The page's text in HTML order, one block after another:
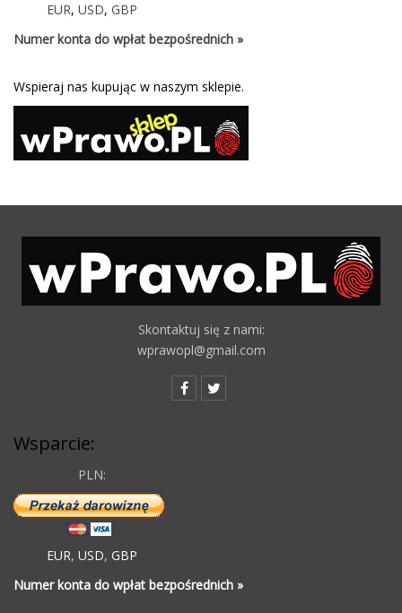
EUR, USD, GBP
Numer konta do wpłat bezpośrednich »
Wspieraj nas kupując w naszym sklepie.
Skontaktuj się z nami:
wprawopl@gmail.com
Wsparcie:
PLN:
EUR, USD, GBP
Numer konta do wpłat bezpośrednich »